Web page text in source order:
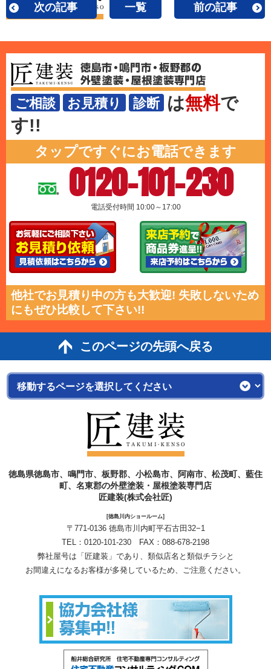
次の記事 一覧 前の記事
ご相談 お見積り 診断 は無料で
す!!
タップですぐにお電話できます
0120-101-230
電話受付時間 10:00～17:00
他社でお見積り中の方も大歓迎! 失敗しないため
にもぜひ比較して下さい!!
このページの先頭へ戻る
徳島県徳島市、鳴門市、板野郡、小松島市、阿南市、松茂町、藍住
町、名東郡の外壁塗装・屋根塗装専門店
匠建装(株式会社匠)
[徳島川内ショールーム]
〒771-0136 徳島市川内町平石古田32−1
TEL： 0120-101-230 FAX：088-678-2198
弊社屋号は「匠建装」であり、類似店名と類似チラシと
お間違えになるお客様が多発しているため、ご注意ください。